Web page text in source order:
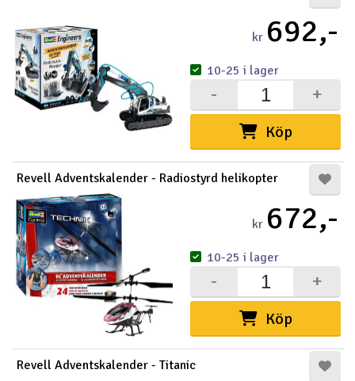
kr 692,-
Köp
+
-
10-25 i lager
Revell Adventskalender - Radiostyrd helikopter
kr 672,-
Köp
+
-
10-25 i lager
Revell Adventskalender - Titanic